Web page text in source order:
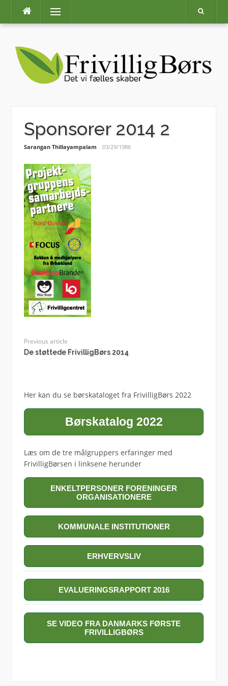
content
Menu
Sponsorer 2014 2
Sarangan Thillayampalam 03/29/1986
Previous article
De støttede FrivilligBørs 2014
Her kan du se børskataloget fra FrivilligBørs 2022
Børskatalog 2022
Læs om de tre målgruppers erfaringer med
FrivilligBørsen i linksene herunder
ENKELTPERSONER FORENINGER
ORGANISATIONERE
KOMMUNALE INSTITUTIONER
ERHVERVSLIV
EVALUERINGSRAPPORT 2016
SE VIDEO FRA DANMARKS FØRSTE
FRIVILLIGBØRS